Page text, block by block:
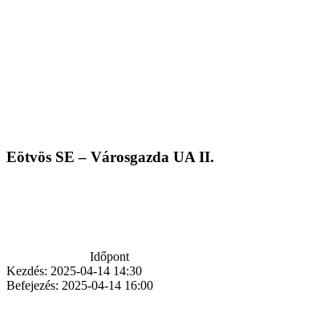
Eötvös SE – Városgazda UA II.
Időpont
Kezdés: 2025-04-14 14:30
Befejezés: 2025-04-14 16:00